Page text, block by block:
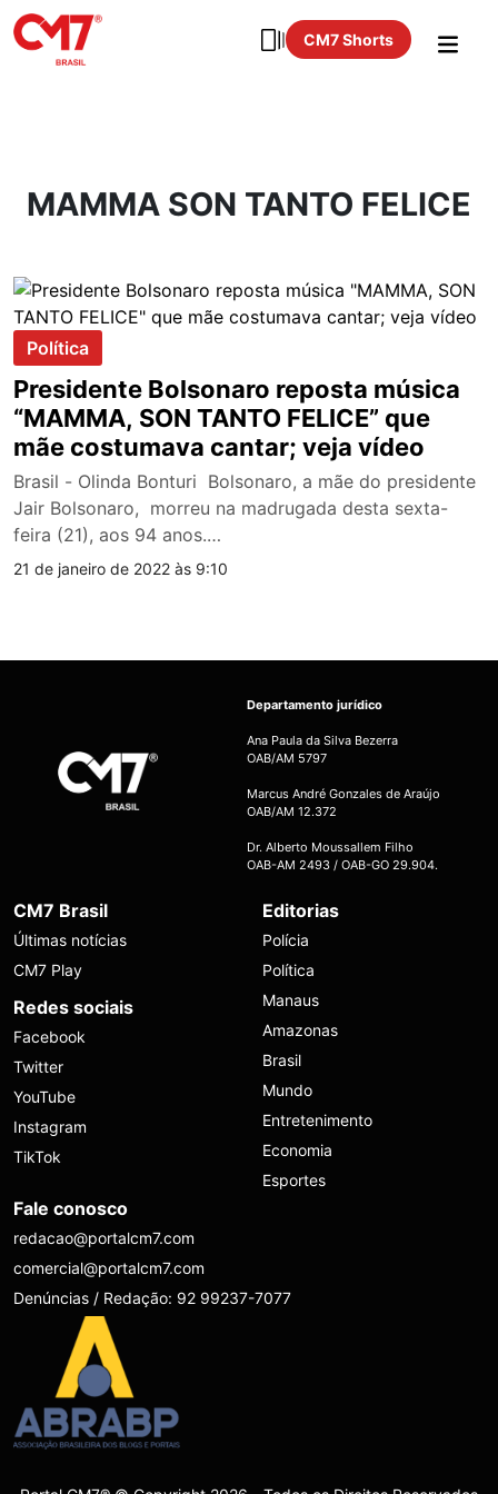
CM7 Shorts
MAMMA SON TANTO FELICE
Política
Presidente Bolsonaro reposta música
“MAMMA, SON TANTO FELICE” que
mãe costumava cantar; veja vídeo
Brasil - Olinda Bonturi Bolsonaro, a mãe do presidente
Jair Bolsonaro, morreu na madrugada desta sexta-
feira (21), aos 94 anos.…
21 de janeiro de 2022 às 9:10
Departamento jurídico
Ana Paula da Silva Bezerra
OAB/AM 5797
Marcus André Gonzales de Araújo
OAB/AM 12.372
Dr. Alberto Moussallem Filho
OAB-AM 2493 / OAB-GO 29.904.
CM7 Brasil
Últimas notícias
CM7 Play
Redes sociais
Facebook
Twitter
YouTube
Instagram
TikTok
Editorias
Polícia
Política
Manaus
Amazonas
Brasil
Mundo
Entretenimento
Economia
Esportes
Fale conosco
redacao@portalcm7.com
comercial@portalcm7.com
Denúncias / Redação: 92 99237-7077